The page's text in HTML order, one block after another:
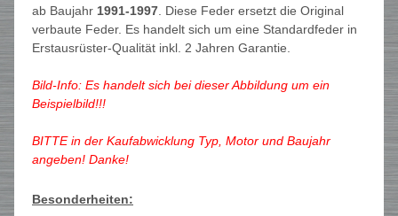
ab Baujahr 1991-1997 . Diese Feder ersetzt die Original
verbaute Feder. Es handelt sich um eine Standardfeder in
Erstausrüster-Qualität inkl. 2 Jahren Garantie.
Bild-Info: Es handelt sich bei dieser Abbildung um ein
Beispielbild!!!
BITTE in der Kaufabwicklung Typ, Motor und Baujahr
angeben! Danke!
Besonderheiten: